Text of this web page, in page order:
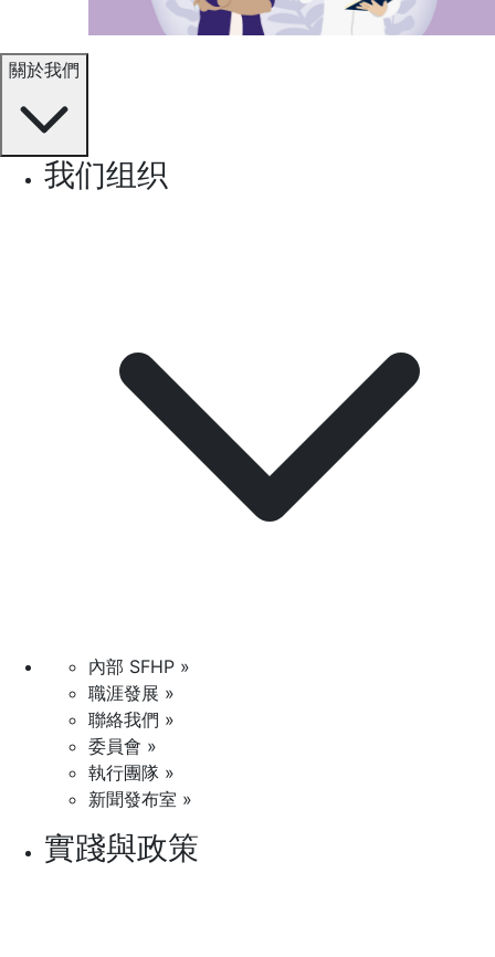
關於我們
我们组织
內部 SFHP »
職涯發展 »
聯絡我們 »
委員會 »
執行團隊 »
新聞發布室 »
實踐與政策